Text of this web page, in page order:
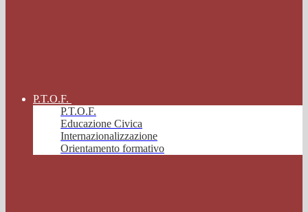
P.T.O.F.
P.T.O.F.
Educazione Civica
Internazionalizzazione
Orientamento formativo